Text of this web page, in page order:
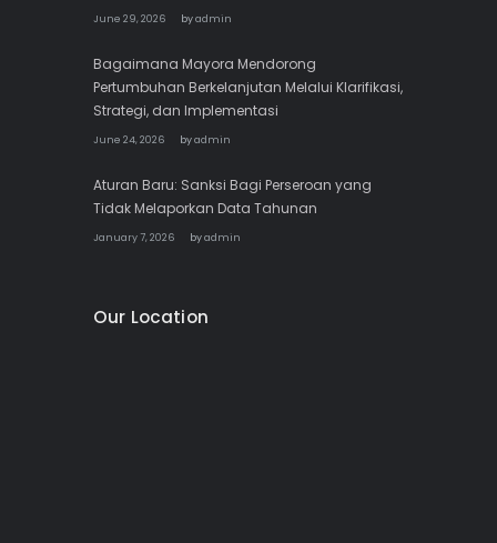
June 29, 2026 byadmin
Bagaimana Mayora Mendorong
Pertumbuhan Berkelanjutan Melalui Klarifikasi,
Strategi, dan Implementasi
June 24, 2026 byadmin
Aturan Baru: Sanksi Bagi Perseroan yang
Tidak Melaporkan Data Tahunan
January 7, 2026 byadmin
Our Location